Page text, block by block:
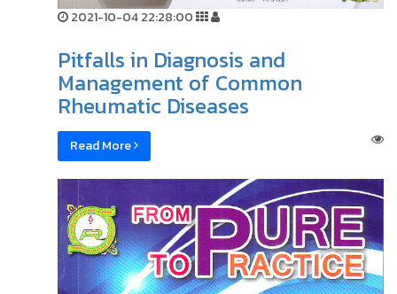
2021-10-04 22:28:00
Pitfalls in Diagnosis and
Management of Common
Rheumatic Diseases
Read More